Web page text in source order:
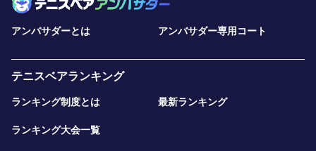
アンバサダーとは アンバサダー専用コート
テニスベアランキング
ランキング制度とは 最新ランキング
ランキング大会一覧